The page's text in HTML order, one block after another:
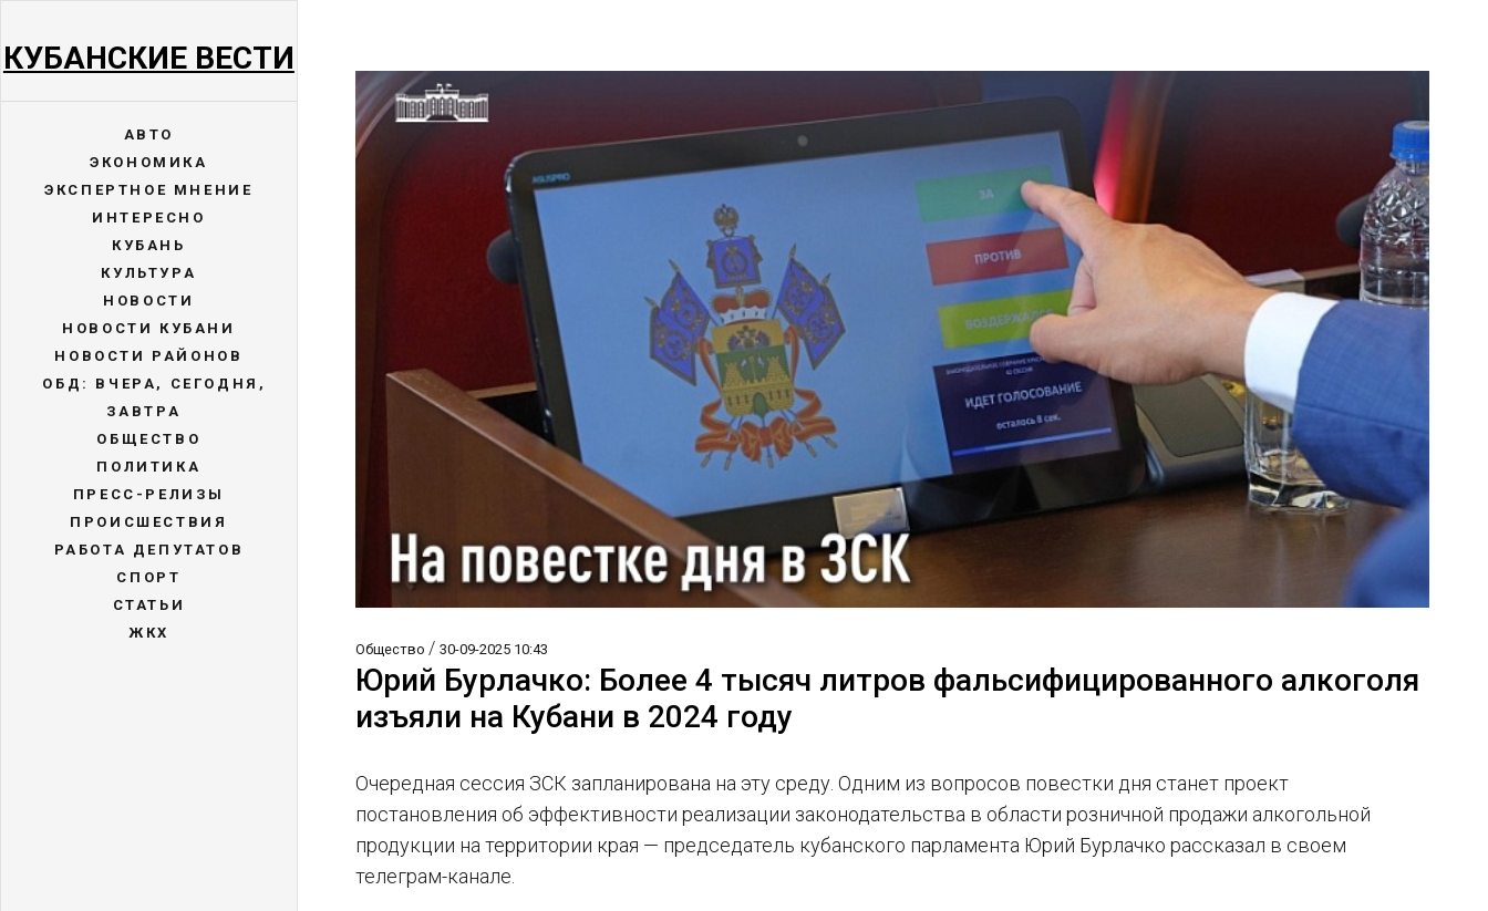
КУБАНСКИЕ ВЕСТИ
АВТО
ЭКОНОМИКА
ЭКСПЕРТНОЕ МНЕНИЕ
ИНТЕРЕСНО
КУБАНЬ
КУЛЬТУРА
НОВОСТИ
НОВОСТИ КУБАНИ
НОВОСТИ РАЙОНОВ
ОБД: ВЧЕРА, СЕГОДНЯ,
ЗАВТРА
ОБЩЕСТВО
ПОЛИТИКА
ПРЕСС-РЕЛИЗЫ
ПРОИСШЕСТВИЯ
РАБОТА ДЕПУТАТОВ
СПОРТ
СТАТЬИ
ЖКХ
Общество /30-09-2025 10:43
Юрий Бурлачко: Более 4 тысяч литров фальсифицированного алкоголя
изъяли на Кубани в 2024 году
Очередная сессия ЗСК запланирована на эту среду. Одним из вопросов повестки дня станет проект
постановления об эффективности реализации законодательства в области розничной продажи алкогольной
продукции на территории края — председатель кубанского парламента Юрий Бурлачко рассказал в своем
телеграм-канале.